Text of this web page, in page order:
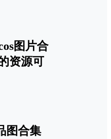
图片合
资源可
图合集